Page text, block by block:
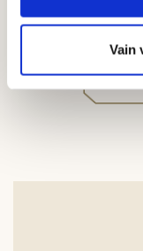
Vain